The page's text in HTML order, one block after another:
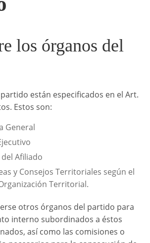
los órganos del
están especificados en el Art.
Estos son:
General
Afiliado
y Consejos Territoriales según el
Territorial.
otros órganos del partido para
interno subordinados a éstos
así como las comisiones o